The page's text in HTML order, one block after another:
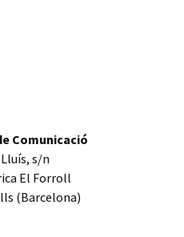
Comunicació
s/n
El Forroll
(Barcelona)